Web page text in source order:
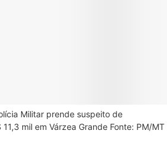
Militar prende suspeito de
mil em Várzea Grande Fonte: PM/MT